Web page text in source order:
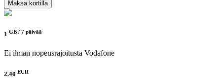
Maksa kortilla
1 GB / 7 päivää
Ei ilman nopeusrajoitusta Vodafone
2.40 EUR